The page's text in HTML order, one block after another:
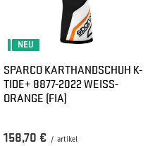
NEU
SPARCO KARTHANDSCHUH K-
TIDE+ 8877-2022 WEISS-O
RANGE (FIA)
158,70 € / artikel